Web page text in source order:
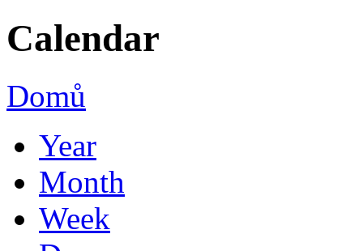
Calendar
Domů
Year
Month
Week